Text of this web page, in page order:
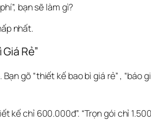
bạn sẽ làm gì?
nhất.
Rẻ”
gõ “thiết kế bao bì giá rẻ” , “báo
kế chỉ 600.000đ”. “Trọn gói chỉ